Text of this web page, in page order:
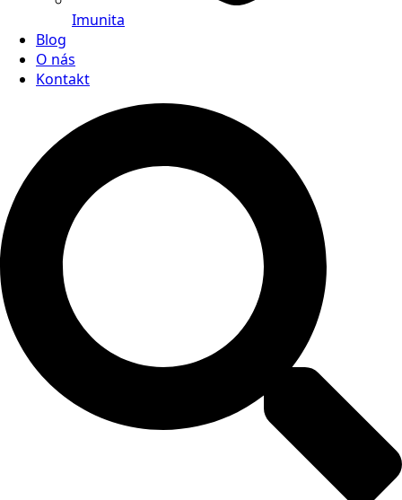
Imunita
Blog
O nás
Kontakt